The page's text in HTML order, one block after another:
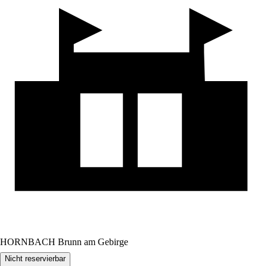
HORNBACH Brunn am Gebirge
Nicht reservierbar